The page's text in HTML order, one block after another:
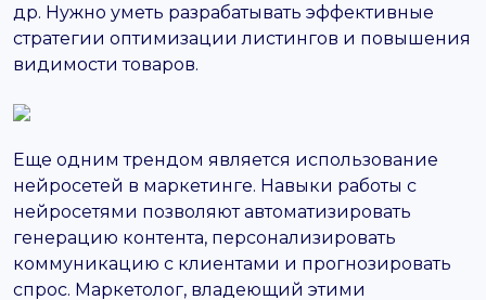
др. Нужно уметь разрабатывать эффективные
стратегии оптимизации листингов и повышения
видимости товаров.
Еще одним трендом является использование
нейросетей в маркетинге. Навыки работы с
нейросетями позволяют автоматизировать
генерацию контента, персонализировать
коммуникацию с клиентами и прогнозировать
спрос. Маркетолог, владеющий этими